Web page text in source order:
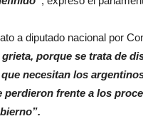
a diputado nacional por
porque se trata de
necesitan los
perdieron frente a los